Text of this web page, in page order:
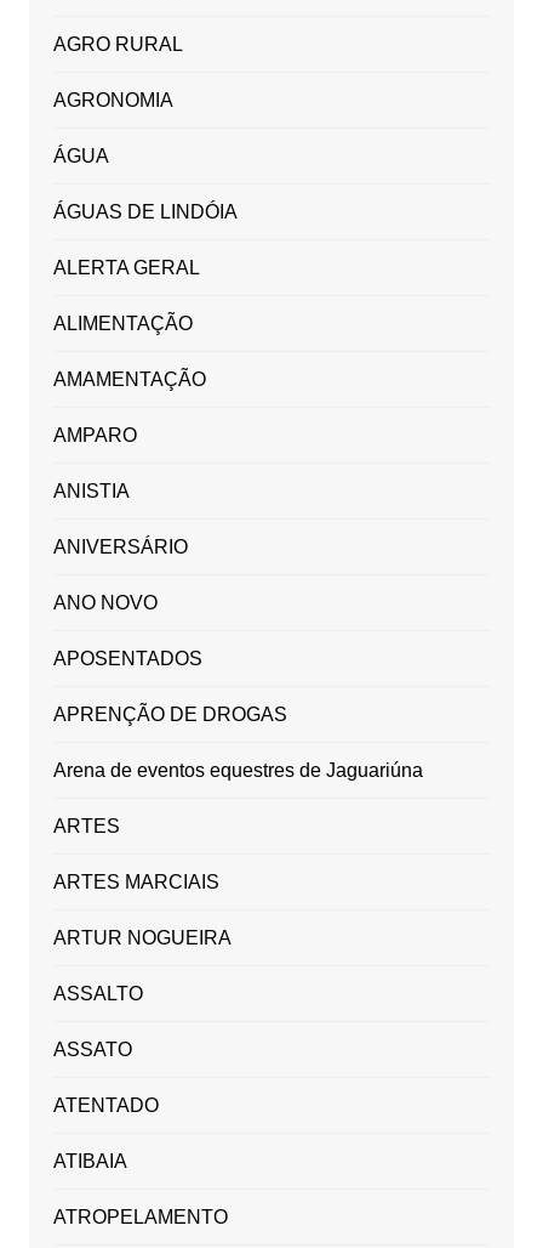
AGRO RURAL
AGRONOMIA
ÁGUA
ÁGUAS DE LINDÓIA
ALERTA GERAL
ALIMENTAÇÃO
AMAMENTAÇÃO
AMPARO
ANISTIA
ANIVERSÁRIO
ANO NOVO
APOSENTADOS
APRENÇÃO DE DROGAS
Arena de eventos equestres de Jaguariúna
ARTES
ARTES MARCIAIS
ARTUR NOGUEIRA
ASSALTO
ASSATO
ATENTADO
ATIBAIA
ATROPELAMENTO